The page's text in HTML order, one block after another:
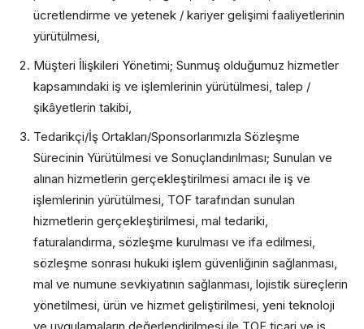
ücretlendirme ve yetenek / kariyer gelişimi faaliyetlerinin
yürütülmesi,
Müşteri İlişkileri Yönetimi; Sunmuş olduğumuz hizmetler
kapsamındaki iş ve işlemlerinin yürütülmesi, talep /
şikâyetlerin takibi,
Tedarikçi/İş Ortakları/Sponsorlarımızla Sözleşme
Sürecinin Yürütülmesi ve Sonuçlandırılması; Sunulan ve
alınan hizmetlerin gerçekleştirilmesi amacı ile iş ve
işlemlerinin yürütülmesi, TOF tarafından sunulan
hizmetlerin gerçekleştirilmesi, mal tedariki,
faturalandırma, sözleşme kurulması ve ifa edilmesi,
sözleşme sonrası hukuki işlem güvenliğinin sağlanması,
mal ve numune sevkiyatının sağlanması, lojistik süreçlerin
yönetilmesi, ürün ve hizmet geliştirilmesi, yeni teknoloji